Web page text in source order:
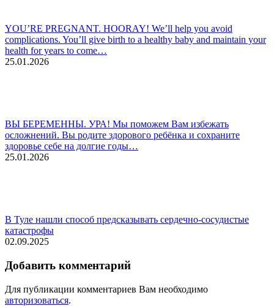
YOU’RE PREGNANT. HOORAY! We’ll help you avoid
complications. You’ll give birth to a healthy baby and maintain your
health for years to come…
25.01.2026
ВЫ БЕРЕМЕННЫ. УРА! Мы поможем Вам избежать
осложнений. Вы родите здорового ребёнка и сохраните
здоровье себе на долгие годы…
25.01.2026
В Туле нашли способ предсказывать сердечно-сосудистые
катастрофы
02.09.2025
Добавить комментарий
Для публикации комментариев Вам необходимо
авторизоваться.